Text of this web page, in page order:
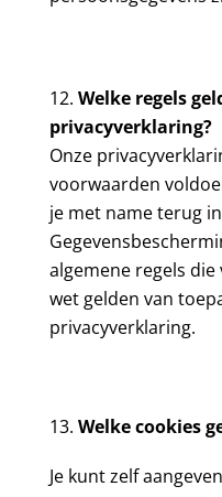
Welke regels
privacyverklaring?
Onze
voorwaarden
je met name terug
algemene regels
wet gelden van
privacyverklaring.
Welke cookies
Je kunt zelf